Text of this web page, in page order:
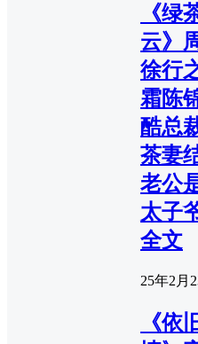
《绿
云》
徐行
霜陈
酷总
茶妻
老公
太子
全文
25年2月
《依